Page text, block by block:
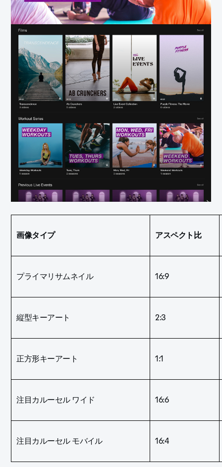
画像タイプ アスペクト比
プライマリサムネイル 16:9
縦型キーアート 2:3
正方形キーアート 1:1
注目カルーセル ワイド 16:6
注目カルーセル モバイル 16:4